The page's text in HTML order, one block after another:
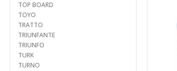
TOP BOARD
TOYO
TRATTO
TRIUNFANTE
TRIUNFO
TURK
TURNO